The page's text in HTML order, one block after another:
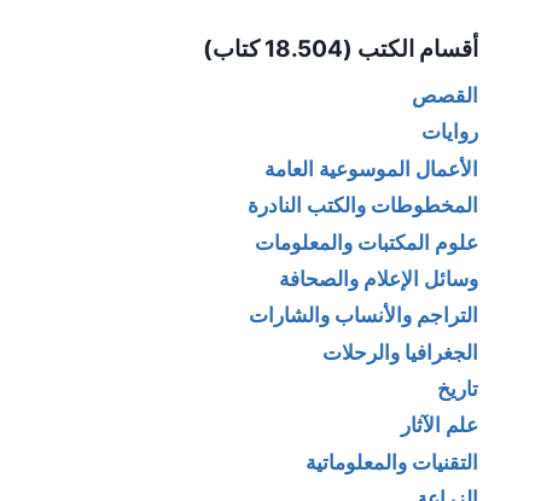
أقسام الكتب (18.504 كتاب)
القصص
روايات
الأعمال الموسوعية العامة
المخطوطات والكتب النادرة
علوم المكتبات والمعلومات
وسائل الإعلام والصحافة
التراجم والأنساب والشارات
الجغرافيا والرحلات
تاريخ
علم الآثار
التقنيات والمعلوماتية